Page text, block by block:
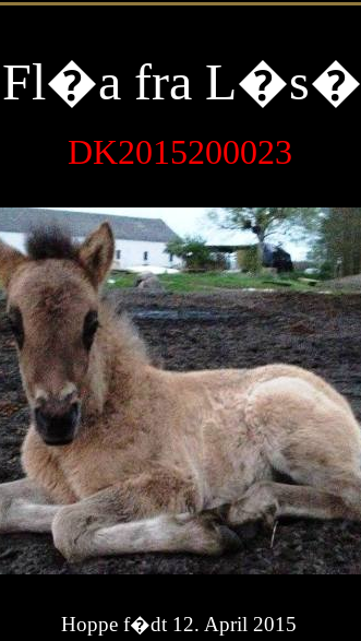
Fl�a fra L�s�
DK2015200023
Hoppe f�dt 12. April 2015